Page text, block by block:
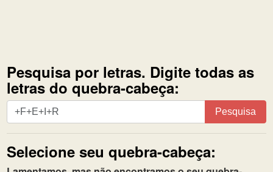
Pesquisa por letras. Digite todas as
letras do quebra-cabeça:
Pesquisa
por
letras.
Digite
todas
Pesquisa
Selecione seu quebra-cabeça: